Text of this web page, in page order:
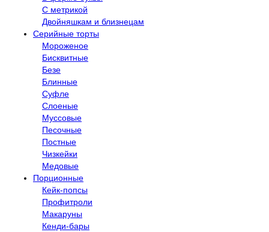
С метрикой
Двойняшкам и близнецам
Серийные торты
Мороженое
Бисквитные
Безе
Блинные
Суфле
Слоеные
Муссовые
Песочные
Постные
Чизкейки
Медовые
Порционные
Кейк-попсы
Профитроли
Макаруны
Кенди-бары